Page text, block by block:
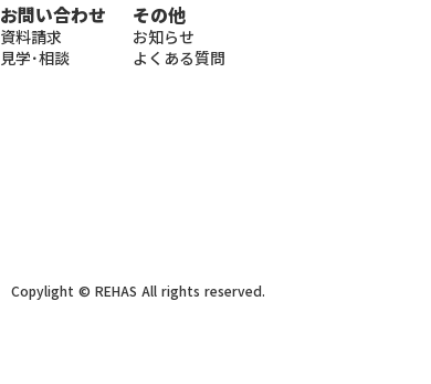
お問い合わせ
資料請求
見学･相談
その他
お知らせ
よくある質問
Copylight © REHAS All rights reserved.